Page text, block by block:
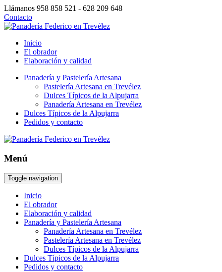
Llámanos 958 858 521 - 628 209 648
Contacto
Inicio
El obrador
Elaboración y calidad
Panadería y Pastelería Artesana
Pastelería Artesana en Trevélez
Dulces Típicos de la Alpujarra
Panadería Artesana en Trevélez
Dulces Típicos de la Alpujarra
Pedidos y contacto
Menú
Toggle navigation
Inicio
El obrador
Elaboración y calidad
Panadería y Pastelería Artesana
Panadería Artesana en Trevélez
Pastelería Artesana en Trevélez
Dulces Típicos de la Alpujarra
Dulces Típicos de la Alpujarra
Pedidos y contacto